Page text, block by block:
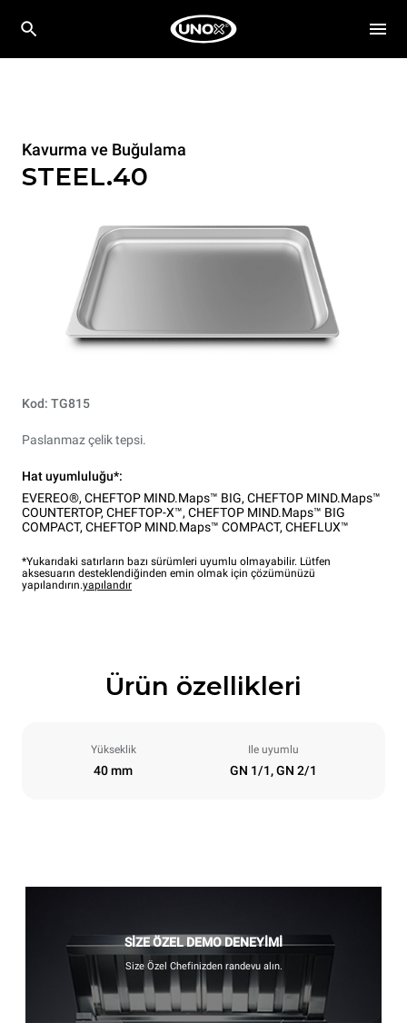
Kavurma ve Buğulama
STEEL.40
Kod: TG815
Paslanmaz çelik tepsi.
Hat uyumluluğu*:
EVEREO®, CHEFTOP MIND.Maps™ BIG, CHEFTOP MIND.Maps™
COUNTERTOP, CHEFTOP-X™, CHEFTOP MIND.Maps™ BIG
COMPACT, CHEFTOP MIND.Maps™ COMPACT, CHEFLUX™
*Yukarıdaki satırların bazı sürümleri uyumlu olmayabilir. Lütfen
aksesuarın desteklendiğinden emin olmak için çözümünüzü
yapılandırın.yapılandır
Ürün özellikleri
Yükseklik
40 mm
Ile uyumlu
GN 1/1, GN 2/1
SİZE ÖZEL DEMO DENEYİMİ
Size Özel Chefinizden randevu alın.